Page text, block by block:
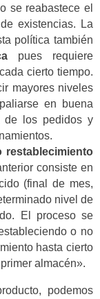
se reabastece el
existencias. La
política también
pues requiere
cierto tiempo.
mayores niveles
en buena
de los pedidos y
restablecimiento
consiste en
(final de mes,
nivel de
El proceso se
o no
hasta cierto
almacén».
podemos